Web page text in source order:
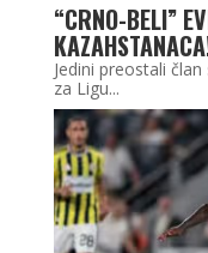
“CRNO-BELI”
Jedini preostali
za Ligu...